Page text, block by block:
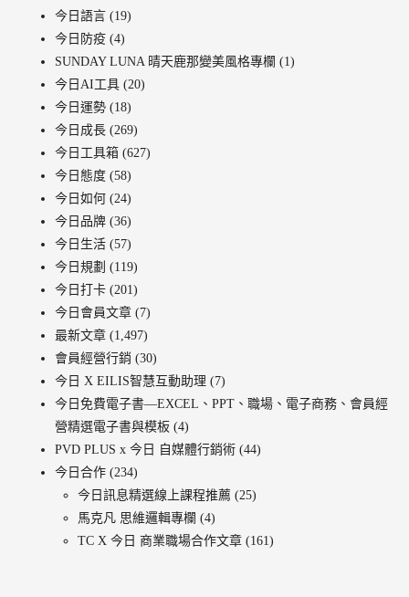
今日語言 (19)
今日防疫 (4)
SUNDAY LUNA 晴天鹿那變美風格專欄 (1)
今日AI工具 (20)
今日運勢 (18)
今日成長 (269)
今日工具箱 (627)
今日態度 (58)
今日如何 (24)
今日品牌 (36)
今日生活 (57)
今日規劃 (119)
今日打卡 (201)
今日會員文章 (7)
最新文章 (1,497)
會員經營行銷 (30)
今日 X EILIS智慧互動助理 (7)
今日免費電子書—EXCEL、PPT、職場、電子商務、會員經
營精選電子書與模板 (4)
PVD PLUS x 今日 自媒體行銷術 (44)
今日合作 (234)
今日訊息精選線上課程推薦 (25)
馬克凡 思維邏輯專欄 (4)
TC X 今日 商業職場合作文章 (161)